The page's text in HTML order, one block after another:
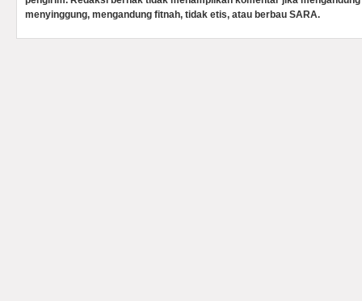
menyinggung, mengandung fitnah, tidak etis, atau berbau SARA.